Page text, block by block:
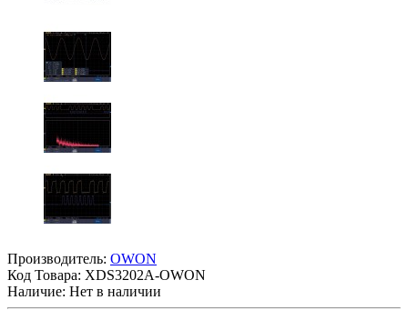
Производитель: OWON
Код Товара: XDS3202A-OWON
Наличие: Нет в наличии